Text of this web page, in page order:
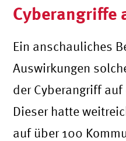
Cyberangriffe
Ein anschauliches
Auswirkungen
der Cyberangriff
Dieser hatte
auf über 100